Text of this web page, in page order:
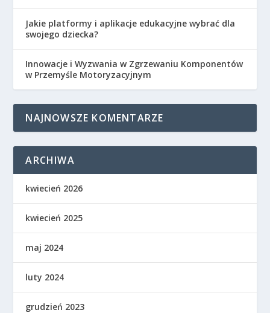
Jakie platformy i aplikacje edukacyjne wybrać dla
swojego dziecka?
Innowacje i Wyzwania w Zgrzewaniu Komponentów
w Przemyśle Motoryzacyjnym
NAJNOWSZE KOMENTARZE
ARCHIWA
kwiecień 2026
kwiecień 2025
maj 2024
luty 2024
grudzień 2023